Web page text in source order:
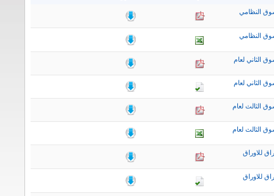
النظامي
النظامي
الثاني لعام
الثاني لعام
الثالث لعام
الثالث لعام
للاوراق
للاوراق